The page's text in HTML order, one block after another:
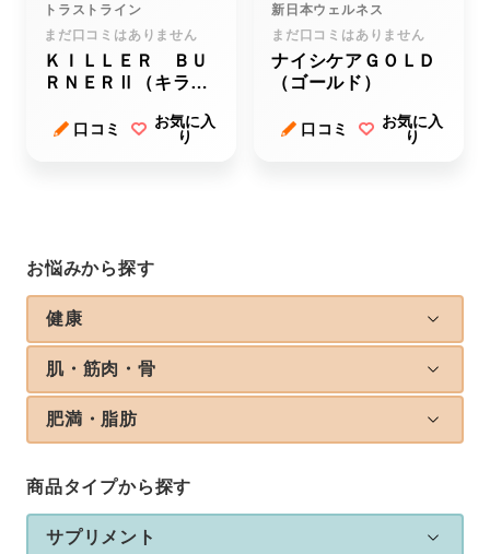
お悩みから探す
健康
肌・筋肉・骨
肥満・脂肪
商品タイプから探す
サプリメント
トラストライン
まだ口コミはありません
ＫＩＬＬＥＲ ＢＵ
ＲＮＥＲⅡ（キラー
口コミ
お気に入
り
新日本ウェルネス
まだ口コミはありません
ナイシケアＧＯＬＤ
（ゴールド）
口コミ
お気に入
り